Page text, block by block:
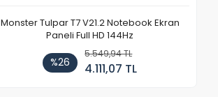
Monster Tulpar T7 V21.2 Notebook Ekran
Paneli Full HD 144Hz
%26
5.549,94 TL
4.111,07 TL